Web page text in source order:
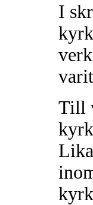
I
Till